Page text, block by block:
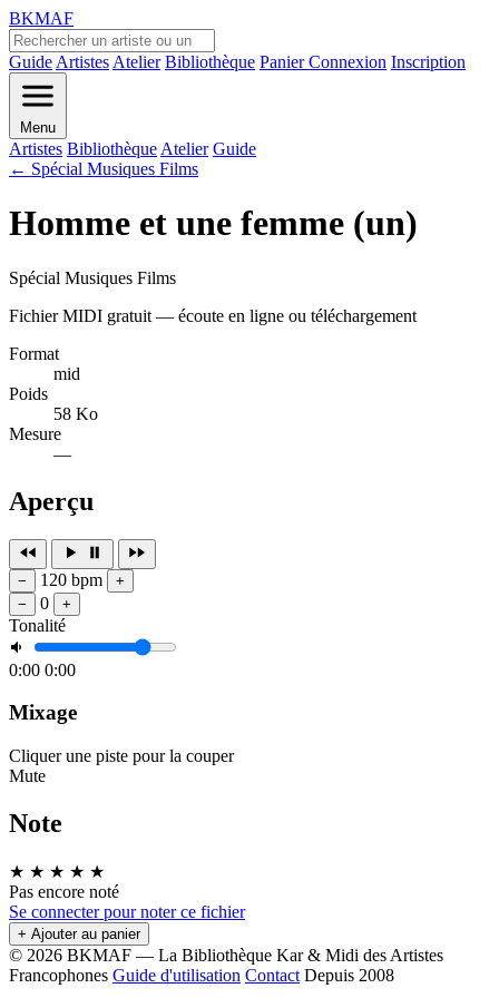
BKMAF
Guide Artistes Atelier Bibliothèque PanierConnexion Inscription
Menu
Artistes Bibliothèque Atelier Guide
← Spécial Musiques Films
Homme et une femme (un)
Spécial Musiques Films
Fichier MIDI gratuit — écoute en ligne ou téléchargement
Format
mid
Poids
58 Ko
Mesure
—
Aperçu
− 120 bpm
+
−
0 +
Tonalité
0:00 0:00
Mixage
Cliquer une piste pour la couper
Mute
Note
★ ★ ★ ★ ★
Pas encore noté
Se connecter pour noter ce fichier
+ Ajouter au panier
© 2026 BKMAF — La Bibliothèque Kar & Midi des Artistes
Francophones Guide d'utilisation Contact Depuis 2008